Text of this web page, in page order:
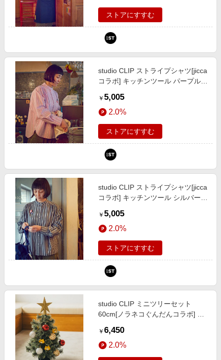
ストアにすすむ
studio CLIP ストライプシャツ[jicca
コラボ] キッチンツール パープル
and ST アンドエスティ（旧ドット
エスティ）
￥ 5,005
2.0%
ストアにすすむ
studio CLIP ストライプシャツ[jicca
コラボ] キッチンツール シルバー
and ST アンドエスティ（旧ドット
エスティ）
￥ 5,005
2.0%
ストアにすすむ
studio CLIP ミニツリーセット
60cm[ノラネコぐんだんコラボ] ク
クリップ 599017 and ST アンドエ
スティ（旧ドットエスティ）
￥ 6,450
2.0%